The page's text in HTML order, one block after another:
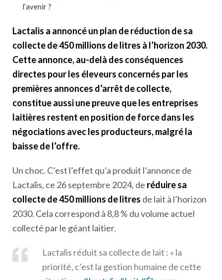
l’avenir ?
Lactalis a annoncé un plan de réduction de sa
collecte de 450 millions de litres à l’horizon 2030.
Cette annonce, au-delà des conséquences
directes pour les éleveurs concernés par les
premières annonces d’arrêt de collecte,
constitue aussi une preuve que les entreprises
laitières restent en position de force dans les
négociations avec les producteurs, malgré la
baisse de l’offre.
Un choc. C’est l’effet qu’a produit l’annonce de
Lactalis, ce 26 septembre 2024, de réduire sa
collecte de 450 millions de litres de lait à l’horizon
2030. Cela correspond à 8,8 % du volume actuel
collecté par le géant laitier.
Lactalis réduit sa collecte de lait : « la
priorité, c’est la gestion humaine de cette